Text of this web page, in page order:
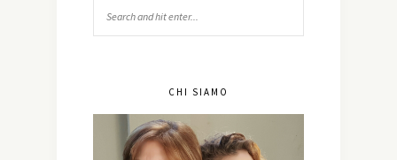
CHI SIAMO